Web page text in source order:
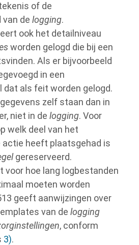
of de
van de logging.
ook het detailniveau
worden gelogd die bij een
Als er bijvoorbeeld
in een
dat als feit worden gelogd.
zelf staan dan in
niet in de logging. Voor
welk deel van het
heeft plaatsgehad is
gereserveerd.
voor hoe lang logbestanden
moeten worden
geeft aanwijzingen over
van de logging
, conform
3).